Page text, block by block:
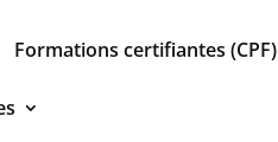
Formations certifiantes (CPF)